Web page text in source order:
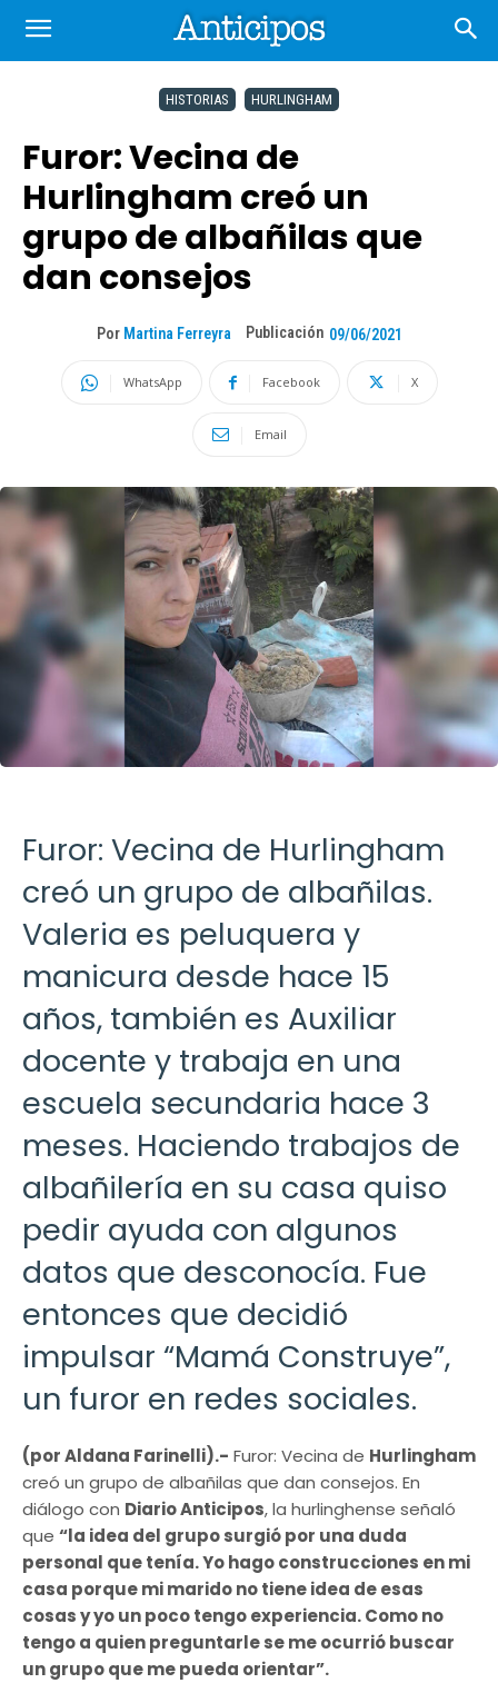
HISTORIAS HURLINGHAM
Furor: Vecina de
Hurlingham creó un
grupo de albañilas que
dan consejos
Por Martina Ferreyra Publicación 09/06/2021
WhatsApp Facebook X
Email
Furor: Vecina de Hurlingham
creó un grupo de albañilas.
Valeria es peluquera y
manicura desde hace 15
años, también es Auxiliar
docente y trabaja en una
escuela secundaria hace 3
meses. Haciendo trabajos de
albañilería en su casa quiso
pedir ayuda con algunos
datos que desconocía. Fue
entonces que decidió
impulsar “Mamá Construye”,
un furor en redes sociales.
(por Aldana Farinelli).- Furor: Vecina de Hurlingham
creó un grupo de albañilas que dan consejos. En
diálogo con Diario Anticipos, la hurlinghense señaló
que “la idea del grupo surgió por una duda
personal que tenía. Yo hago construcciones en mi
casa porque mi marido no tiene idea de esas
cosas y yo un poco tengo experiencia. Como no
tengo a quien preguntarle se me ocurrió buscar
un grupo que me pueda orientar”.